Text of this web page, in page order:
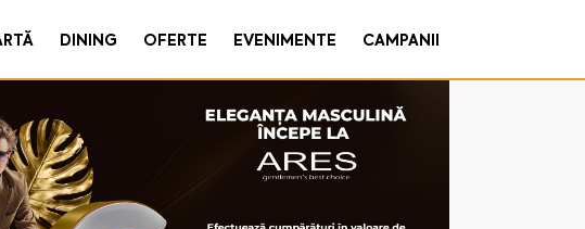
DINING OFERTE EVENIMENTE CAMPANII